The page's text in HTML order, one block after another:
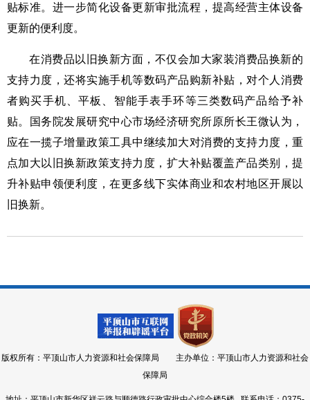
贴标准。进一步简化设备更新审批流程，提高经营主体设备
更新的便利度。
在消费品以旧换新方面，不仅会加大家装消费品换新的
支持力度，还将实施手机等数码产品购新补贴，对个人消费
者购买手机、平板、智能手表手环等三类数码产品给予补
贴。国务院发展研究中心市场经济研究所原所长王微认为，
应在一揽子增量政策工具中继续加大对消费的支持力度，重
点加大以旧换新政策支持力度，扩大补贴覆盖产品类别，提
升补贴申领便利度，在更多线下实体商业和农村地区开展以
旧换新。
版权所有：平顶山市人力资源和社会保障局 主办单位：平顶山市人力资源和社会
保障局